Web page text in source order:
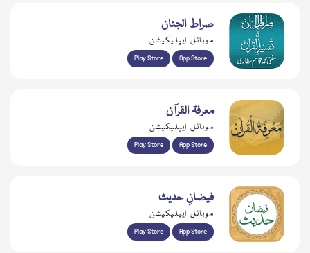
صراط الجنان
موبائل ایپلیکیشن
Play Store App Store
معرفۃ القرآن
موبائل ایپلیکیشن
Play Store App Store
فیضانِ حدیث
موبائل ایپلیکیشن
Play Store App Store